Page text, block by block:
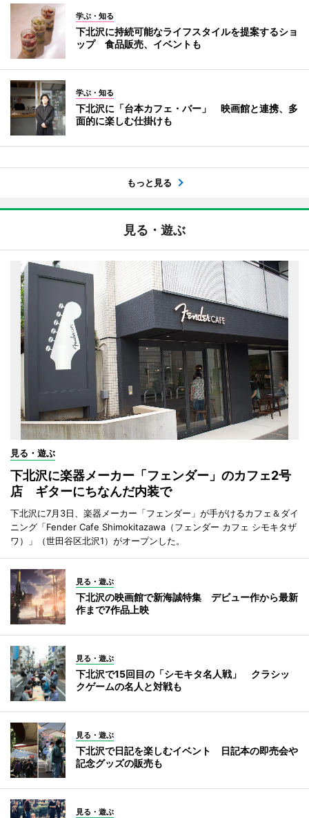
学ぶ・知る
下北沢に持続可能なライフスタイルを提案するショ
ップ 食品販売、イベントも
学ぶ・知る
下北沢に「台本カフェ・バー」 映画館と連携、多
面的に楽しむ仕掛けも
もっと見る
見る・遊ぶ
見る・遊ぶ
下北沢に楽器メーカー「フェンダー」のカフェ2号
店 ギターにちなんだ内装で
下北沢に7月3日、楽器メーカー「フェンダー」が手がけるカフェ＆ダイ
ニング「Fender Cafe Shimokitazawa（フェンダー カフェ シモキタザ
ワ）」（世田谷区北沢1）がオープンした。
見る・遊ぶ
下北沢の映画館で新海誠特集 デビュー作から最新
作まで7作品上映
見る・遊ぶ
下北沢で15回目の「シモキタ名人戦」 クラシッ
クゲームの名人と対戦も
見る・遊ぶ
下北沢で日記を楽しむイベント 日記本の即売会や
記念グッズの販売も
見る・遊ぶ